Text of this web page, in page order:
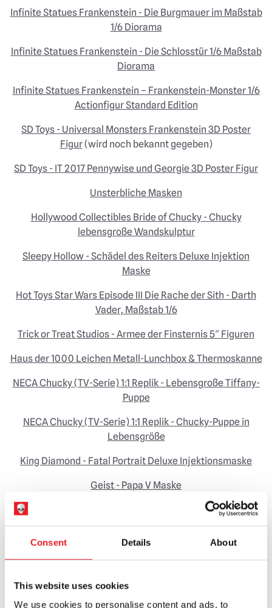
Consent Details About
This website uses cookies
We use cookies to personalise content and ads, to
Infinite Statues Frankenstein - Die Burgmauer im Maßstab
1/6 Diorama
Infinite Statues Frankenstein - Die Schlosstür 1/6 Maßstab
Diorama
Infinite Statues Frankenstein – Frankenstein-Monster 1/6
Actionfigur Standard Edition
SD Toys - Universal Monsters Frankenstein 3D Poster
Figur(wird noch bekannt gegeben)
SD Toys - IT 2017 Pennywise und Georgie 3D Poster Figur
Unsterbliche Masken
Hollywood Collectibles Bride of Chucky - Chucky
lebensgroße Wandskulptur
Sleepy Hollow - Schädel des Reiters Deluxe Injektion
Maske
Hot Toys Star Wars Episode III Die Rache der Sith - Darth
Vader, Maßstab 1/6
Trick or Treat Studios - Armee der Finsternis 5″ Figuren
Haus der 1000 Leichen Metall-Lunchbox & Thermoskanne
NECA Chucky (TV-Serie) 1:1 Replik - Lebensgroße Tiffany-
Puppe
NECA Chucky (TV-Serie) 1:1 Replik - Chucky-Puppe in
Lebensgröße
King Diamond - Fatal Portrait Deluxe Injektionsmaske
Geist - Papa V Maske
Oktober